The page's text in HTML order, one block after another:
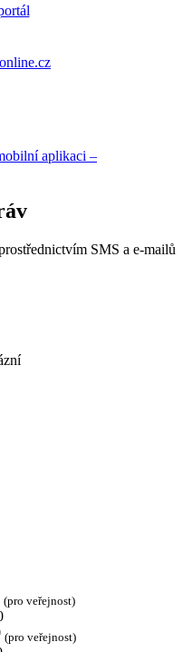
aplikaci –
SMS a e-mailů
(pro veřejnost)
(pro veřejnost)